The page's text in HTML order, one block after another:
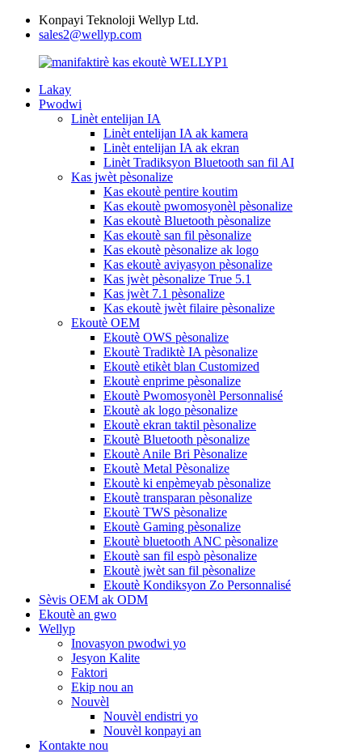
Konpayi Teknoloji Wellyp Ltd.
sales2@wellyp.com
Lakay
Pwodwi
Linèt entelijan IA
Linèt entelijan IA ak kamera
Linèt entelijan IA ak ekran
Linèt Tradiksyon Bluetooth san fil AI
Kas jwèt pèsonalize
Kas ekoutè pentire koutim
Kas ekoutè pwomosyonèl pèsonalize
Kas ekoutè Bluetooth pèsonalize
Kas ekoutè san fil pèsonalize
Kas ekoutè pèsonalize ak logo
Kas ekoutè aviyasyon pèsonalize
Kas jwèt pèsonalize True 5.1
Kas jwèt 7.1 pèsonalize
Kas ekoutè jwèt filaire pèsonalize
Ekoutè OEM
Ekoutè OWS pèsonalize
Ekoutè Tradiktè IA pèsonalize
Ekoutè etikèt blan Customized
Ekoutè enprime pèsonalize
Ekoutè Pwomosyonèl Personnalisé
Ekoutè ak logo pèsonalize
Ekoutè ekran taktil pèsonalize
Ekoutè Bluetooth pèsonalize
Ekoutè Anile Bri Pèsonalize
Ekoutè Metal Pèsonalize
Ekoutè ki enpèmeyab pèsonalize
Ekoutè transparan pèsonalize
Ekoutè TWS pèsonalize
Ekoutè Gaming pèsonalize
Ekoutè bluetooth ANC pèsonalize
Ekoutè san fil espò pèsonalize
Ekoutè jwèt san fil pèsonalize
Ekoutè Kondiksyon Zo Personnalisé
Sèvis OEM ak ODM
Ekoutè an gwo
Wellyp
Inovasyon pwodwi yo
Jesyon Kalite
Faktori
Ekip nou an
Nouvèl
Nouvèl endistri yo
Nouvèl konpayi an
Kontakte nou